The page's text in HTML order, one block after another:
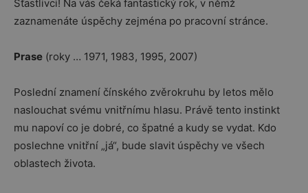
Šťastlivci! Na vás čeká fantastický rok, v němž
zaznamenáte úspěchy zejména po pracovní stránce.
Prase (roky … 1971, 1983, 1995, 2007)
Poslední znamení čínského zvěrokruhu by letos mělo
naslouchat svému vnitřnímu hlasu. Právě tento instinkt
mu napoví co je dobré, co špatné a kudy se vydat. Kdo
poslechne vnitřní „já“, bude slavit úspěchy ve všech
oblastech života.